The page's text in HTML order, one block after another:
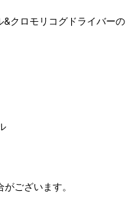
クロモリコグドライバーの
ございます。